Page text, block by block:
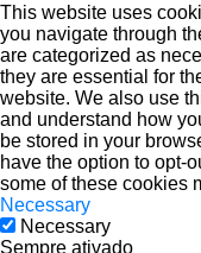
This website uses
you navigate through
are categorized as
they are essential for
website. We also use
and understand how
be stored in your
have the option to opt-
some of these cookies
Necessary
Necessary
Sempre ativado